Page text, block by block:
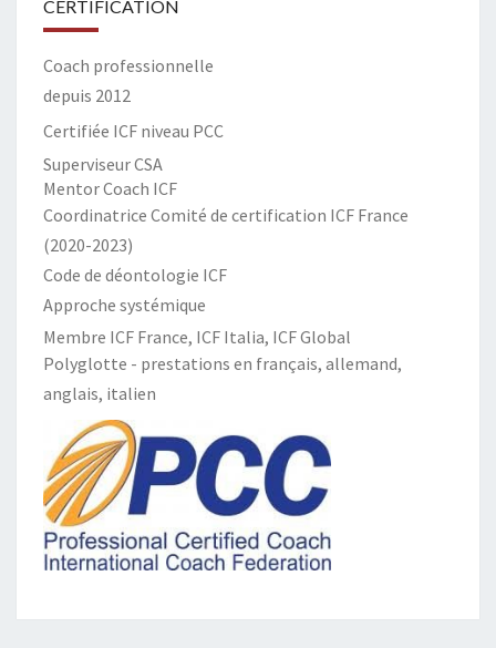
CERTIFICATION
Coach professionnelle
depuis 2012
Certifiée ICF niveau PCC
Superviseur CSA
Mentor Coach ICF
Coordinatrice Comité de certification ICF France
(2020-2023)
Code de déontologie ICF
Approche systémique
Membre ICF France, ICF Italia, ICF Global
Polyglotte - prestations en français, allemand,
anglais, italien